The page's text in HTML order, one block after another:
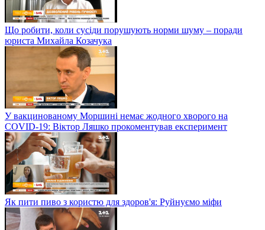
Що робити, коли сусіди порушують норми шуму – поради
юриста Михайла Козачука
У вакцинованому Моршині немає жодного хворого на
COVID-19: Віктор Ляшко прокоментував експеримент
Як пити пиво з користю для здоров'я: Руйнуємо міфи